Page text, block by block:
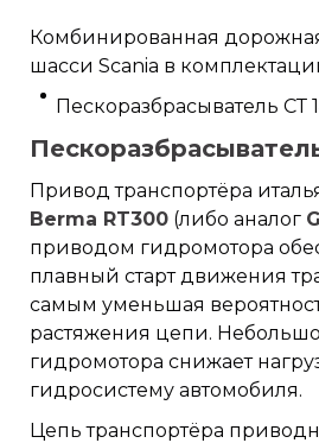
Комбинированная
шасси Scania в
Пескоразбрасыватель СТ
Привод транспортёра
Berma RT300 (либо аналог
приводом гидромотора
плавный старт движения
самым уменьшая
растяжения цепи.
гидромотора снижает
гидросистему автомобиля.
Цепь транспортёра